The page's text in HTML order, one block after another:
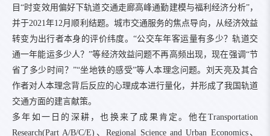
目“时变效用偏好下轨道交通走廊高峰通勤建模与福利经济分析”，
并于2021年12月顺利结题。城市交通服务的焦点导向，从经济效益
转变为出行者本身的评价纬度。“公交车年客运量有多少？轨道交
通一年能运多少人？”等经济效益问题不再高频出现，现在强调“节
省了多少时间？”“坐地铁的感受”等人本理念问题。刘天亮及其合
作者对人本理念背后反应的心理成本进行量化，并形成了我国轨道
交通方面的建言献策。
多年如一日的深耕，也换来了成果肯定。他在Transportation
Research(Part A/B/C/E)、Regional Science and Urban Economics、